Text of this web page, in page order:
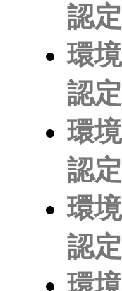
認
環
認
環
認
環
認
環